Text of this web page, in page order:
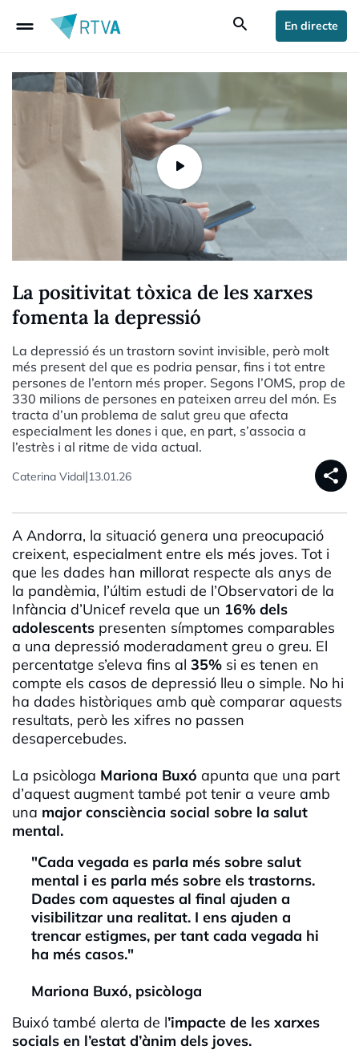
drag_handle search En directe
La positivitat tòxica de les xarxes
fomenta la depressió
La depressió és un trastorn sovint invisible, però molt
més present del que es podria pensar, fins i tot entre
persones de l’entorn més proper. Segons l’OMS, prop de
330 milions de persones en pateixen arreu del món. Es
tracta d’un problema de salut greu que afecta
especialment les dones i que, en part, s’associa a
l’estrès i al ritme de vida actual.
Caterina Vidal|13.01.26 share
A Andorra, la situació genera una preocupació
creixent, especialment entre els més joves. Tot i
que les dades han millorat respecte als anys de
la pandèmia, l’últim estudi de l’Observatori de la
Infància d’Unicef revela que un 16% dels
adolescents presenten símptomes comparables
a una depressió moderadament greu o greu. El
percentatge s’eleva fins al 35% si es tenen en
compte els casos de depressió lleu o simple. No hi
ha dades històriques amb què comparar aquests
resultats, però les xifres no passen
desapercebudes.
La psicòloga Mariona Buxó apunta que una part
d’aquest augment també pot tenir a veure amb
una major consciència social sobre la salut
mental.
"Cada vegada es parla més sobre salut
mental i es parla més sobre els trastorns.
Dades com aquestes al final ajuden a
visibilitzar una realitat. I ens ajuden a
trencar estigmes, per tant cada vegada hi
ha més casos."
Mariona Buxó, psicòloga
Buixó també alerta de l’impacte de les xarxes
socials en l’estat d’ànim dels joves.